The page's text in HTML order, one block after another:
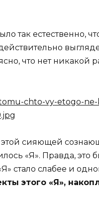
так естественно,
что нет никакой
сияющей
«Я». Правда, это
стало слабее и
этого «Я»,